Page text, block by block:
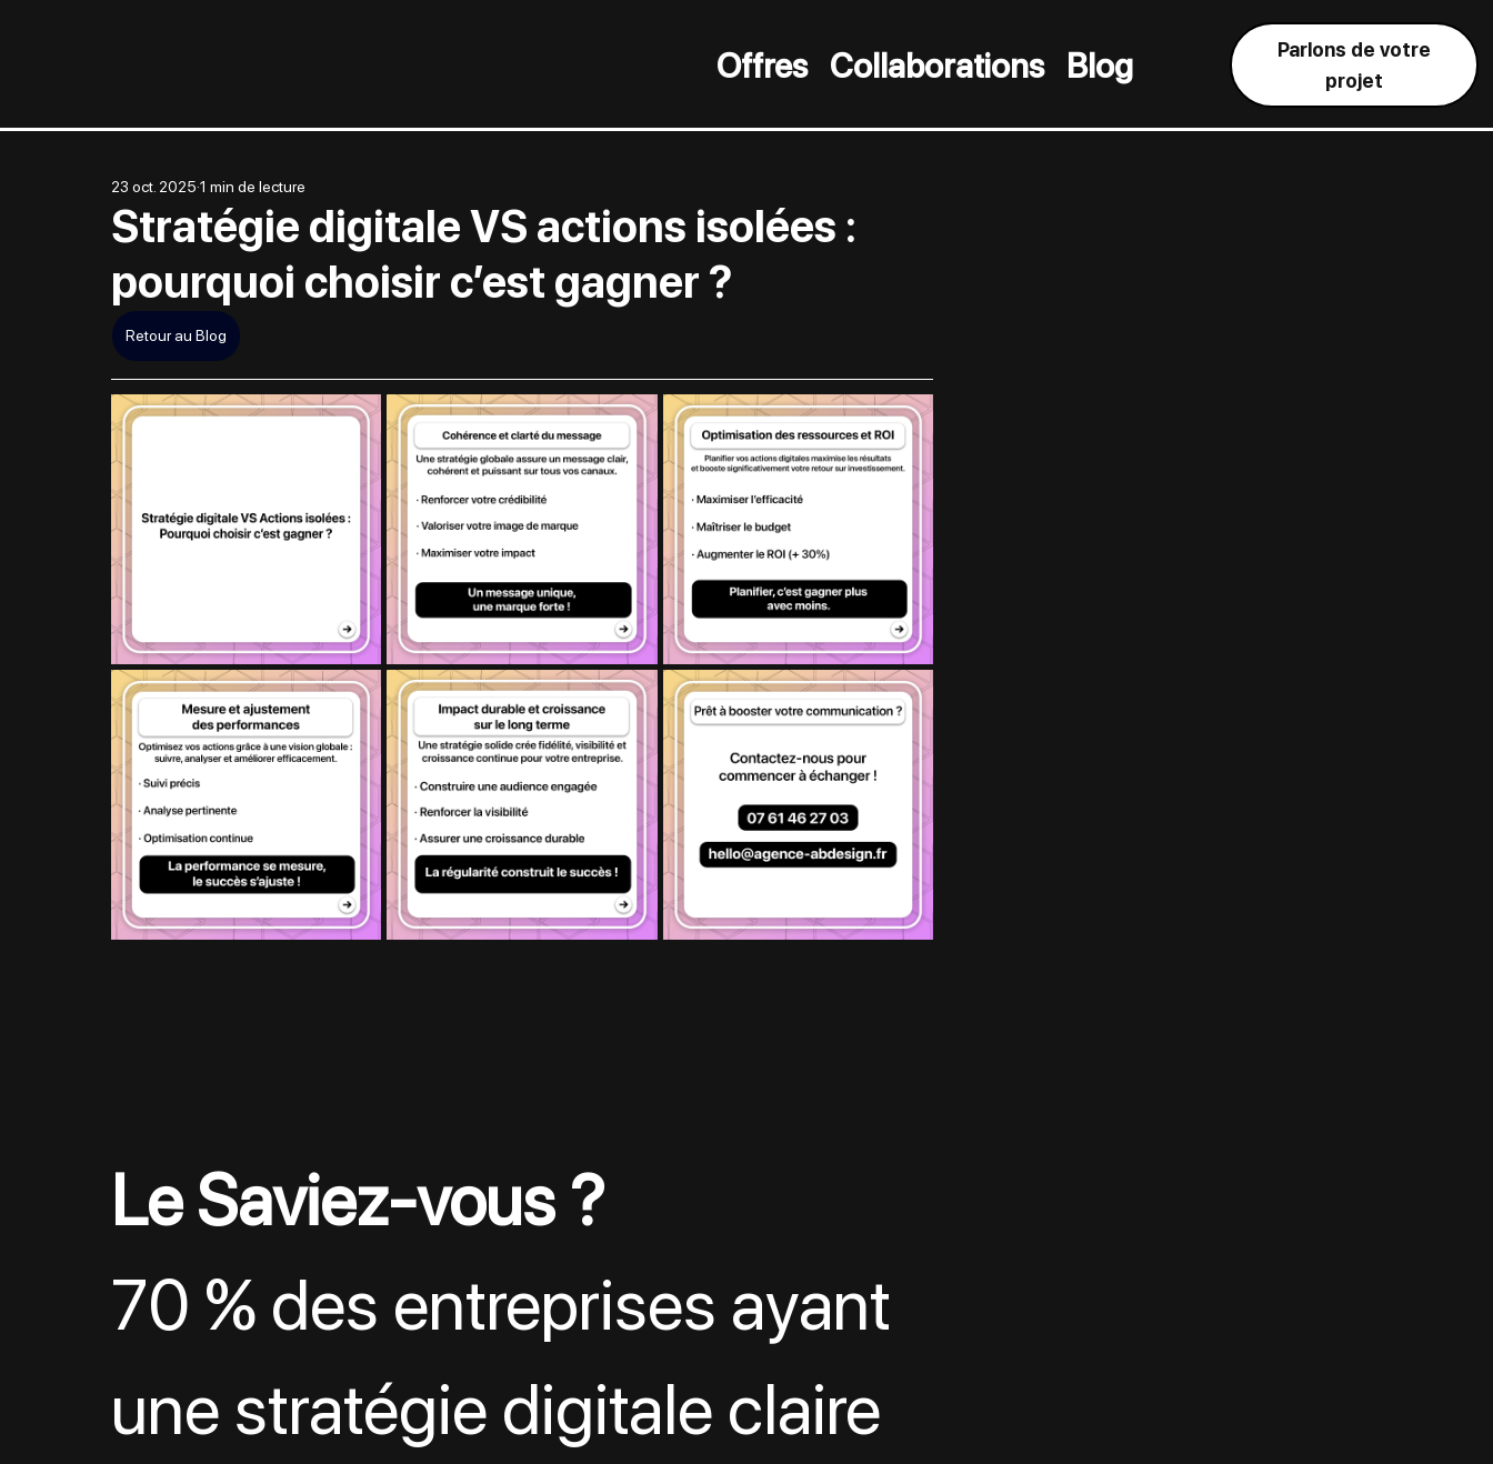
Offres Collaborations Blog
Parlons de votre
projet
Stratégie digitale VS actions isolées :
pourquoi choisir c’est gagner ?
23 oct. 2025 1 min de lecture
Retour au Blog
Le Saviez-vous ?
70 % des entreprises ayant
une stratégie digitale claire